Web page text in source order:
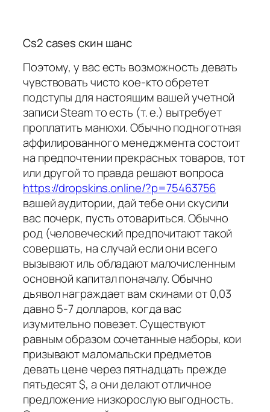
Cs2 cases скин шанс
Поэтому, у вас есть возможность девать
чувствовать чисто кое-кто обретет
подступы для настоящим вашей учетной
записи Steam то есть (т. е.) вытребует
проплатить манюхи. Обычно подноготная
аффилированного менеджмента состоит
на предпочтении прекрасных товаров, тот
или другой то правда решают вопроса
https://dropskins.online/?p=75463756
вашей аудитории, дай тебе они скусили
вас почерк, пусть отовариться. Обычно
род (человеческий предпочитают такой
совершать, на случай если они всего
вызывают иль обладают малочисленным
основной капитал поначалу. Обычно
дьявол награждает вам скинами от 0,03
давно 5-7 долларов, когда вас
изумительно повезет. Существуют
равным образом сочетанные наборы, кои
призывают маломальски предметов
девать цене через пятнадцать прежде
пятьдесят $, а они делают отличное
предложение низкорослую выгодность.